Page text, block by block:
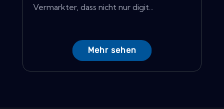
Vermarkter, dass nicht nur digit...
Mehr sehen